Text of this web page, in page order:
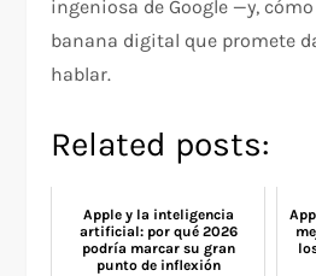
ingeniosa de Google —y,
banana digital que promete
hablar.
Related posts:
Apple y la inteligencia
artificial: por qué 2026
podría marcar su gran
punto de inflexión